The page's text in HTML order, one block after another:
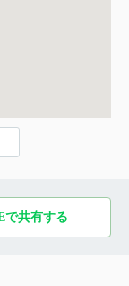
で共有する